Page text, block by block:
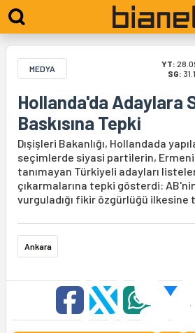
MEDYA YT:
SG:
Hollanda'da Adaylara
Baskısına Tepki
Dışişleri Bakanlığı, Hollandada
seçimlerde siyasi partilerin, Ermeni
tanımayan Türkiyeli adayları
çıkarmalarına tepki gösterdi:
vurguladığı fikir özgürlüğü ilkesine
Ankara